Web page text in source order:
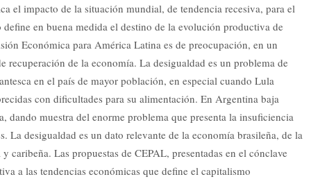
el impacto de la situación mundial, de tendencia recesiva, para el
en buena medida el destino de la evolución productiva de
Económica para América Latina es de preocupación, en un
recuperación de la economía. La desigualdad es un problema de
en el país de mayor población, en especial cuando Lula
con dificultades para su alimentación. En Argentina baja
dando muestra del enorme problema que presenta la insuficiencia
La desigualdad es un dato relevante de la economía brasileña, de la
caribeña. Las propuestas de CEPAL, presentadas en el cónclave
a las tendencias económicas que define el capitalismo